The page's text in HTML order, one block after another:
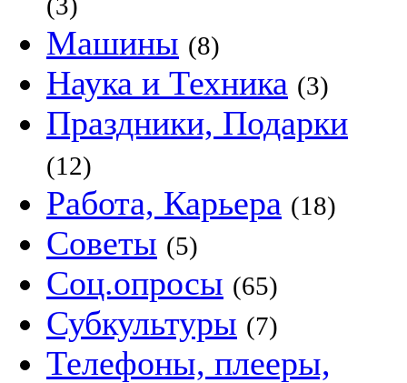
Машины (8)
Наука и Техника (3)
Праздники, Подарки
(12)
Работа, Карьера (18)
Советы (5)
Соц.опросы (65)
Субкультуры (7)
Телефоны, плееры,